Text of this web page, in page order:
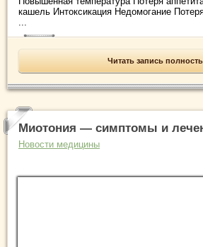
кашель Интоксикация Недомогание
...
Читать запись
Миотония — симптомы и
Новости медицины